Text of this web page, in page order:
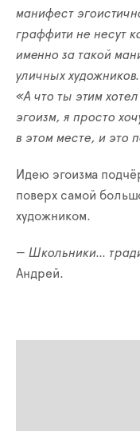
манифест
граффити не несут
именно за такой
уличных
«А что ты этим
эгоизм, я просто
в этом месте, и это
Идею эгоизма
поверх самой
художником.
— Школьники...
Андрей.